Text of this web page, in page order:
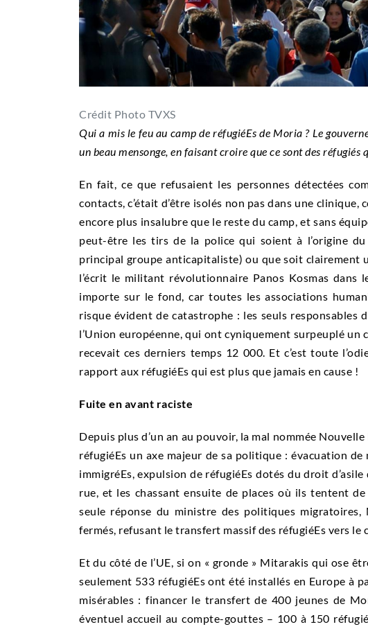
Crédit Photo TVXS
Qui a mis le feu au camp de réfugiéEs de Moria ? Le
un beau mensonge, en faisant croire que ce sont des réfugiés
En fait, ce que refusaient les personnes détectées
contacts, c’était d’être isolés non pas dans une clinique,
encore plus insalubre que le reste du camp, et sans
peut-être les tirs de la police qui soient à l’origine du
principal groupe anticapitaliste) ou que soit clairement
l’écrit le militant révolutionnaire Panos Kosmas dans
importe sur le fond, car toutes les associations
risque évident de catastrophe : les seuls responsables
l’Union européenne, qui ont cyniquement surpeuplé un
recevait ces derniers temps 12 000. Et c’est toute
rapport aux réfugiéEs qui est plus que jamais en cause !
Fuite en avant raciste
Depuis plus d’un an au pouvoir, la mal nommée
réfugiéEs un axe majeur de sa politique : évacuation
immigréEs, expulsion de réfugiéEs dotés du droit
rue, et les chassant ensuite de places où ils tentent
seule réponse du ministre des politiques
fermés, refusant le transfert massif des réfugiéEs vers le
Et du côté de l’UE, si on « gronde » Mitarakis qui ose
seulement 533 réfugiéEs ont été installés en Europe à
misérables : financer le transfert de 400 jeunes de
éventuel accueil au compte-gouttes – 100 à 150